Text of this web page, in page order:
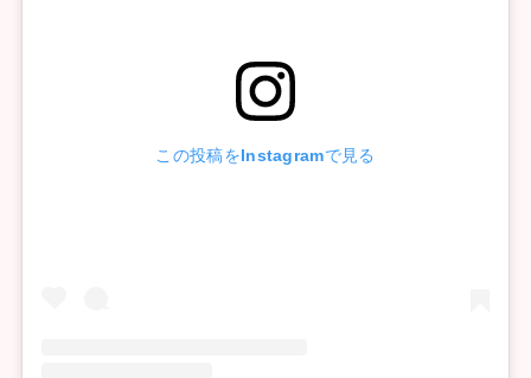
この投稿をInstagramで見る